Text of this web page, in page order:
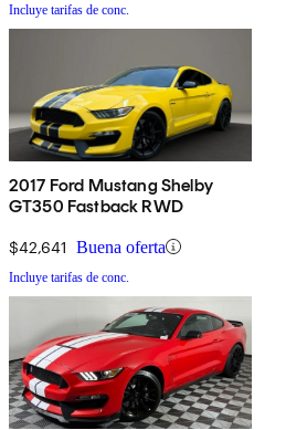
Incluye tarifas de conc.
2017 Ford Mustang Shelby
GT350 Fastback RWD
$42,641 Buena oferta
Incluye tarifas de conc.